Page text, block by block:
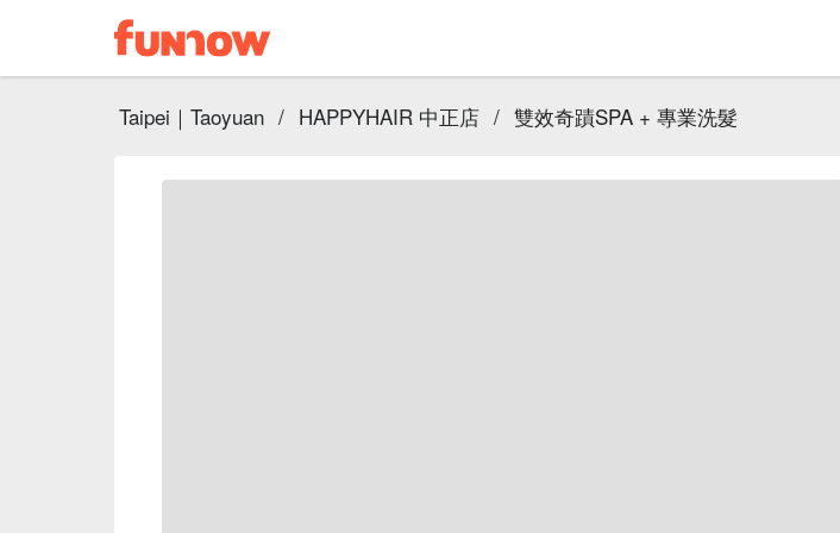
Taipei｜Taoyuan / HAPPYHAIR 中正店 / 雙效奇蹟SPA + 專業洗髮